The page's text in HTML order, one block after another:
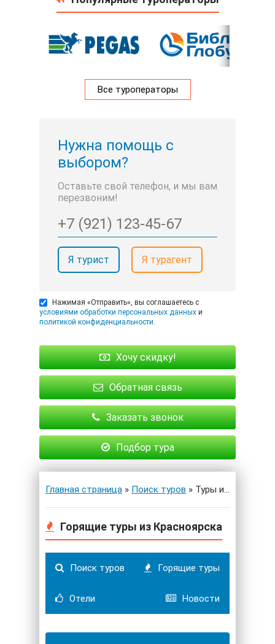
Все туроператоры
Нужна помощь с
выбором?
Оставьте свой телефон, и мы вам
перезвоним!
Я турист Я турагент
Нажимая «Отправить», вы соглашаетесь с
условиями обработки персональных данных и
политикой конфиденциальности.
Хочу скидку!
Обратная связь
Заказать звонок
Подбор тура
Главная страница » Поиск туров » Туры из Красноярска
Горящие туры из Красноярска
Поиск туров Горящие туры
Отели Новости